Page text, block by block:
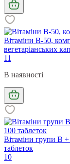
Вітаміни В-50,
вегетаріанських
11
В наявності
Вітаміни групи В
таблеток
10